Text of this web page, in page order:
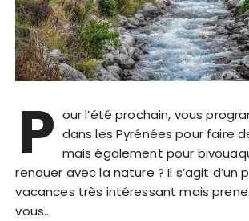
P our l’été prochain, vous
dans les Pyrénées pour faire
mais également pour
renouer avec la nature ? Il s’agit d’un
vacances très intéressant mais
vous…